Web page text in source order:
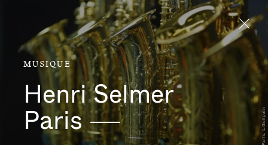
Aller directement au contenu
MUSIQUE
Henri Selmer
Paris